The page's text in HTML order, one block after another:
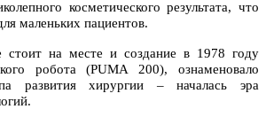
косметического результата, что
маленьких пациентов.
стоит на месте и создание в 1978 году
робота (PUMA 200), ознаменовало
развития хирургии – началась эра